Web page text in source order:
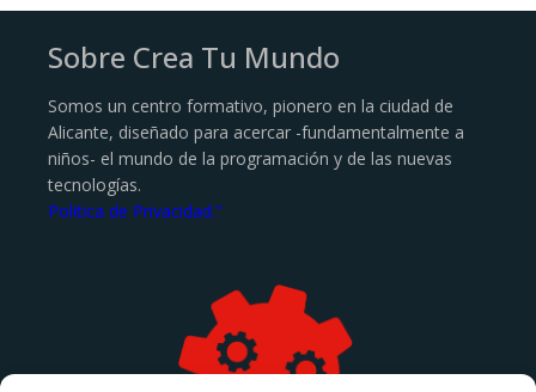
Sobre Crea Tu Mundo
Somos un centro formativo, pionero en la ciudad de
Alicante, diseñado para acercar -fundamentalmente a
niños- el mundo de la programación y de las nuevas
tecnologías.
Politica de Privacidad."